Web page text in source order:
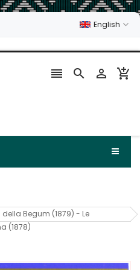
English
   
Begum (1879) - Le
(1878)